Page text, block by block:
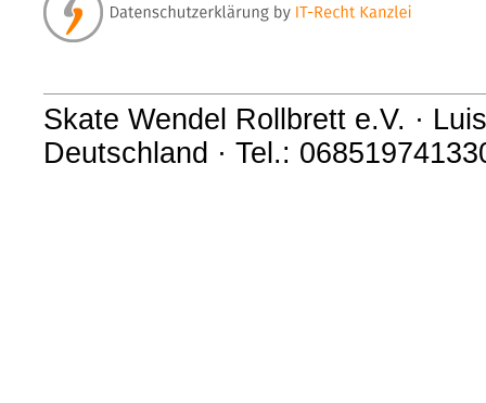
Skate Wendel Rollbrett e.V. ·
Deutschland · Tel.: